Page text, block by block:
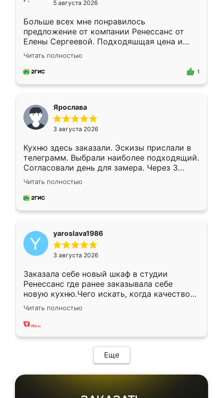
5 августа 2026
Больше всех мне понравилось
предложение от компании Ренессанс от
Елены Сергеевой. Подходяшщая цена и
короткие сроки изготовления. Приехавший
для замера сотрудник Владислав
предложил по моему эскизу самый
Читать полностью
1
Ярослава
3 августа 2026
Кухню здесь заказали. Эскизы прислали в
телеграмм. Выбрали наиболее подходящий.
Согласовали день для замера. Через 3
недели кухня была уже готова. Остались
довольны работой. Спасибо Ренессанс
мебель за качественную работу!
Читать полностью
yaroslava1986
3 августа 2026
Заказала себе новый шкаф в студии
Ренессанс где ранее заказывала себе
новую кухню.Чего искать, когда качеством
вполне довольна. Служит кухня уже почти
два года, нареканий нет.
Читать полностью
Еще